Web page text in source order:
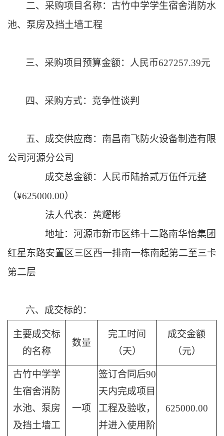
二、采购项目名称： 古竹中学学生宿舍消防水
池、泵房及挡土墙工程
三、采购项目预算金额： 人民币627257.39元
四、采购方式： 竞争性谈判
五、成交供应商：南昌南飞防火设备制造有限
公司河源分公司
成交总金额： 人民币 陆拾贰万伍仟元整
（¥625000.00）
法人代表：黄耀彬
地址：河源市新市区纬十二路南华怡集团
红星东路安置区三区西一排南一栋南起第二至三卡
第二层
六、成交标的：
主要成交标
的名称
数量
完工时间
（天）
成交金额
（元）
古竹中学学
生宿舍消防
水池、泵房
及挡土墙工
一项
签订合同后90
天内完成项目
工程及验收，
并进入使用阶
625000.00